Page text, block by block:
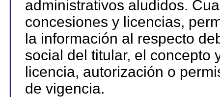
administrativos aludidos.
concesiones y licencias,
la información al respecto
social del titular, el concepto
licencia, autorización o
de vigencia.